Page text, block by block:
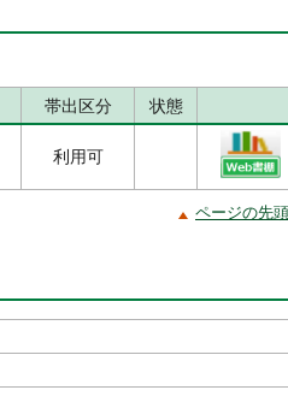
帯出区分 状態
利用可
ページの先